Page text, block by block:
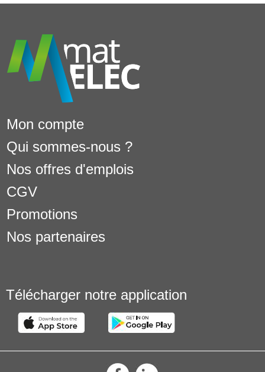
Mon compte
Qui sommes-nous ?
Nos offres d'emplois
CGV
Promotions
Nos partenaires
Télécharger notre application